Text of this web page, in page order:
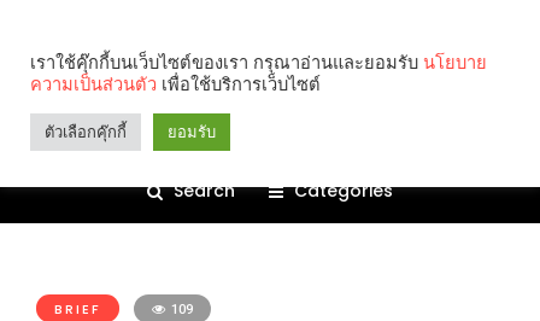
Search Categories
BRIEF 109
เราใช้คุ๊กกี้บนเว็บไซต์ของเรา กรุณาอ่านและยอมรับ นโยบาย
ความเป็นส่วนตัว เพื่อใช้บริการเว็บไซต์
ตัวเลือกคุ๊กกี้ ยอมรับ